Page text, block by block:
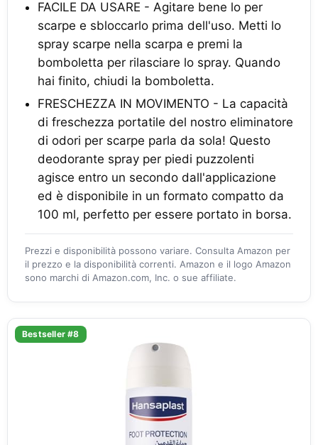
FACILE DA USARE - Agitare bene lo per
scarpe e sbloccarlo prima dell'uso. Metti lo
spray scarpe nella scarpa e premi la
bomboletta per rilasciare lo spray. Quando
hai finito, chiudi la bomboletta.
FRESCHEZZA IN MOVIMENTO - La capacità
di freschezza portatile del nostro eliminatore
di odori per scarpe parla da sola! Questo
deodorante spray per piedi puzzolenti
agisce entro un secondo dall'applicazione
ed è disponibile in un formato compatto da
100 ml, perfetto per essere portato in borsa.
Prezzi e disponibilità possono variare. Consulta Amazon per
il prezzo e la disponibilità correnti. Amazon e il logo Amazon
sono marchi di Amazon.com, Inc. o sue affiliate.
Bestseller #8